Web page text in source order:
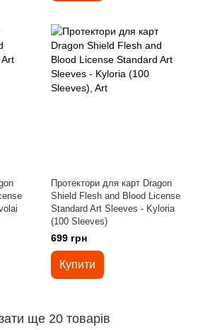
Протектори для карт Dragon
Shield Flesh and Blood License
Standard Art Sleeves - Kyloria
(100 Sleeves)
699 грн
Купити
ще 20 товарів